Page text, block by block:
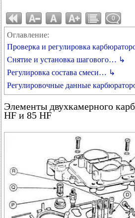
0
Оглавление:
Проверка и регулировка
Снятие и установка шагового… ↳
Регулировка состава смеси… ↳
Регулировочные данные
Элементы двухкамерного
HF и 85 HF